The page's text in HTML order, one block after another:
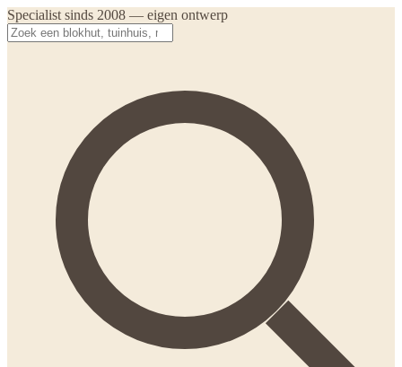
Specialist sinds 2008 — eigen ontwerp